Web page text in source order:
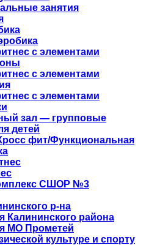
занятия
с элементами
с элементами
с элементами
зал — групповые
детей
фит/Функциональная
СШОР №3
р-на
Калининского района
МО Прометей
культуре и спорту